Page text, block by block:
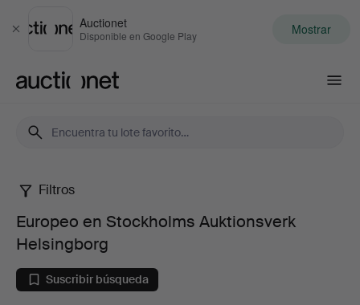
Cerrar
Auctionet
Disponible en Google Play Mostrar
Europeo
en
Stockholms
Filtros
Europeo en Stockholms Auktionsverk
Helsingborg
Suscribir búsqueda